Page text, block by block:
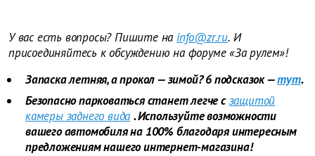
У вас есть вопросы? Пишите на info@zr.ru. И
присоединяйтесь к обсуждению на форуме «За рулем»!
Запаска летняя, а прокол — зимой? 6 подсказок —тут.
Безопасно парковаться станет легче с защитой
камеры заднего вида . Используйте возможности
вашего автомобиля на 100% благодаря интересным
предложениям нашего интернет-магазина!